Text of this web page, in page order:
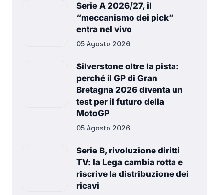
Serie A 2026/27, il
“meccanismo dei pick”
entra nel vivo
05 Agosto 2026
Silverstone oltre la pista:
perché il GP di Gran
Bretagna 2026 diventa un
test per il futuro della
MotoGP
05 Agosto 2026
Serie B, rivoluzione diritti
TV: la Lega cambia rotta e
riscrive la distribuzione dei
ricavi